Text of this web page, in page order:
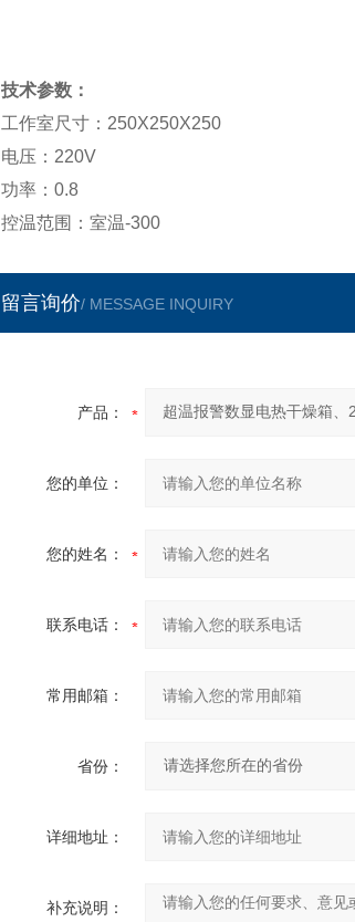
技术参数：
工作室尺寸：250X250X250
电压：220V
功率：0.8
控温范围：室温-300
留言询价/ MESSAGE INQUIRY
产品：
您的单位：
您的姓名：
联系电话：
常用邮箱：
省份：
详细地址：
补充说明：